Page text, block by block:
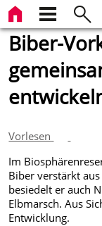
Biber-
Vorlesen
Im
Biber verstärkt
besiedelt er auch
Elbmarsch. Aus
Entwicklung.